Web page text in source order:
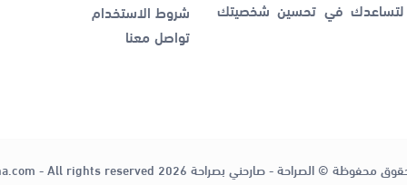
لتساعدك في تحسين شخصيتك
شروط الاستخدام
تواصل معنا
محفوظة © الصراحة - صارحني بصراحة 2026 - All rights reserved